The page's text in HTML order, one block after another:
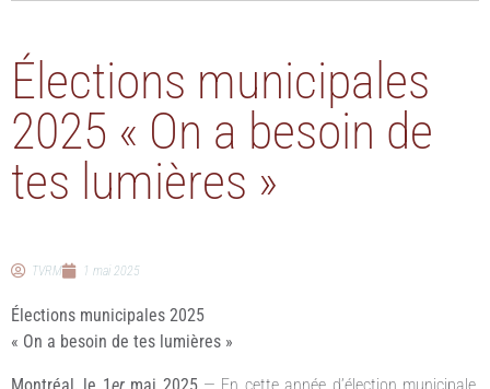
Élections municipales
2025 « On a besoin de
tes lumières »
TVRM 1 mai 2025
Élections municipales 2025
« On a besoin de tes lumières »
Montréal, le 1ermai 2025— En cette année d’élection municipale,